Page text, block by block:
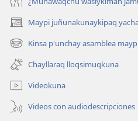
Maypi juñunakunaykipaq
(abre
una
nueva
ventana)
Kinsa p'unchay asamblea
(abre
una
nueva
ventana)
Chayllaraq lloqsimuqkuna
Videokuna
Videos con audiodescripciones